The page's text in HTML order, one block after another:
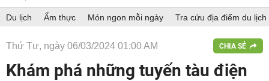
Du lịch Ẩm thực Món ngon mỗi ngày Tra cứu địa điểm du lịch
Thứ Tư, ngày 06/03/2024 01:00 AM CHIA SẺ
Khám phá những tuyến tàu điện